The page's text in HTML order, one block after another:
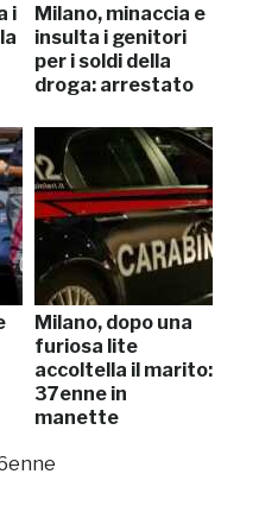
i
Milano, minaccia e
insulta i genitori
per i soldi della
droga: arrestato
Milano, dopo una
furiosa lite
accoltella il marito:
37enne in
manette